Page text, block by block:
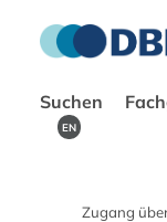
Suchen
EN
Zugang